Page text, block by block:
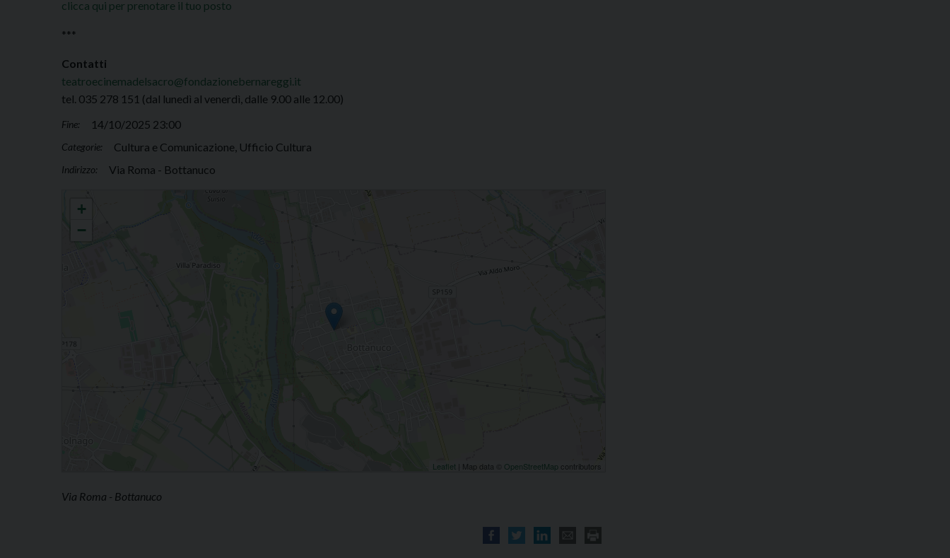
clicca qui per prenotare il tuo posto
***
Contatti
teatroecinemadelsacro@fondazionebernareggi.it
tel. 035 278 151 (dal lunedì al venerdì, dalle 9.00 alle 12.00)
Fine: 14/10/2025 23:00
Categorie: Cultura e Comunicazione, Ufficio Cultura
Indirizzo: Via Roma - Bottanuco
+
−
Leaflet | Map data © OpenStreetMap contributors
Via Roma - Bottanuco